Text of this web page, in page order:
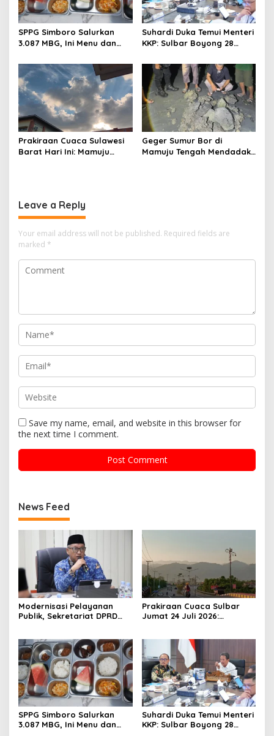
SPPG Simboro Salurkan
3.087 MBG, Ini Menu dan
Suhardi Duka Temui Menteri
KKP: Sulbar Boyong 28
Kapal 30 GT
Prakiraan Cuaca Sulawesi
Barat Hari Ini: Mamuju
Geger Sumur Bor di
Mamuju Tengah Mendadak
Leave a Reply
Your email address will not be published. Required fields are
marked *
Save my name, email, and website in this browser for
the next time I comment.
News Feed
Modernisasi Pelayanan
Publik, Sekretariat DPRD
Prakiraan Cuaca Sulbar
Jumat 24 Juli 2026:
SPPG Simboro Salurkan
3.087 MBG, Ini Menu dan
Suhardi Duka Temui Menteri
KKP: Sulbar Boyong 28